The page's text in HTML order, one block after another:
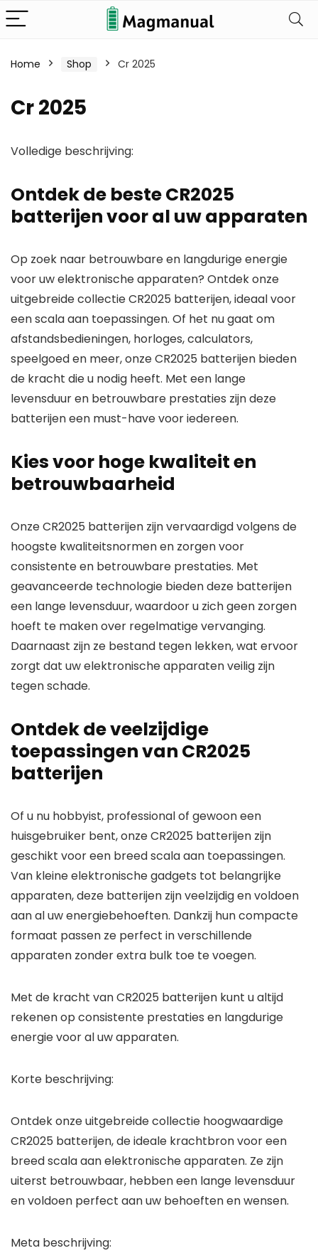
Home Shop Cr 2025
Cr 2025
Volledige beschrijving:
Ontdek de beste CR2025
batterijen voor al uw apparaten
Op zoek naar betrouwbare en langdurige energie
voor uw elektronische apparaten? Ontdek onze
uitgebreide collectie CR2025 batterijen, ideaal voor
een scala aan toepassingen. Of het nu gaat om
afstandsbedieningen, horloges, calculators,
speelgoed en meer, onze CR2025 batterijen bieden
de kracht die u nodig heeft. Met een lange
levensduur en betrouwbare prestaties zijn deze
batterijen een must-have voor iedereen.
Kies voor hoge kwaliteit en
betrouwbaarheid
Onze CR2025 batterijen zijn vervaardigd volgens de
hoogste kwaliteitsnormen en zorgen voor
consistente en betrouwbare prestaties. Met
geavanceerde technologie bieden deze batterijen
een lange levensduur, waardoor u zich geen zorgen
hoeft te maken over regelmatige vervanging.
Daarnaast zijn ze bestand tegen lekken, wat ervoor
zorgt dat uw elektronische apparaten veilig zijn
tegen schade.
Ontdek de veelzijdige
toepassingen van CR2025
batterijen
Of u nu hobbyist, professional of gewoon een
huisgebruiker bent, onze CR2025 batterijen zijn
geschikt voor een breed scala aan toepassingen.
Van kleine elektronische gadgets tot belangrijke
apparaten, deze batterijen zijn veelzijdig en voldoen
aan al uw energiebehoeften. Dankzij hun compacte
formaat passen ze perfect in verschillende
apparaten zonder extra bulk toe te voegen.
Met de kracht van CR2025 batterijen kunt u altijd
rekenen op consistente prestaties en langdurige
energie voor al uw apparaten.
Korte beschrijving:
Ontdek onze uitgebreide collectie hoogwaardige
CR2025 batterijen, de ideale krachtbron voor een
breed scala aan elektronische apparaten. Ze zijn
uiterst betrouwbaar, hebben een lange levensduur
en voldoen perfect aan uw behoeften en wensen.
Meta beschrijving: